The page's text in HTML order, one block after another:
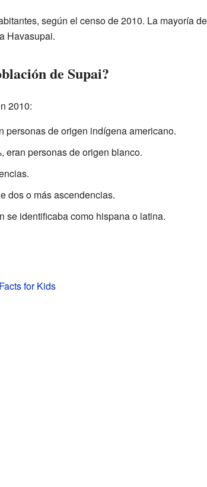
según el censo de 2010. La mayoría
Havasupai.
de Supai?
2010:
personas de origen indígena americano.
eran personas de origen blanco.
dos o más ascendencias.
se identificaba como hispana o latina.
for Kids